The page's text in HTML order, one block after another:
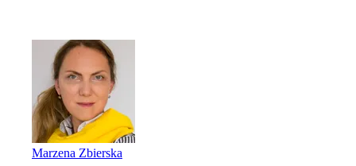
Marzena Zbierska